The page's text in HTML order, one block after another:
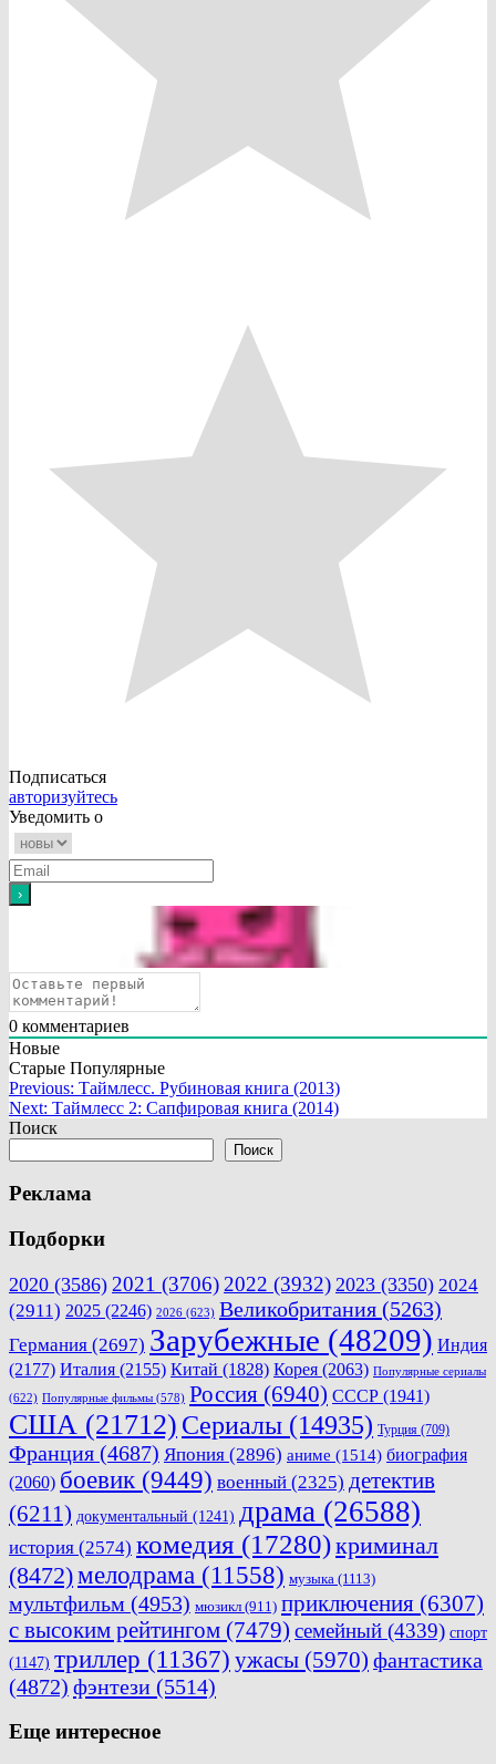
Подписаться
авторизуйтесь
Уведомить о
0 комментариев
Новые
Старые Популярные
Навигация
по
Previous: Таймлесс. Рубиновая книга (2013)
Next: Таймлесс 2: Сапфировая книга (2014)
Поиск
Поиск
Реклама
Подборки
2020 (3586) 2021 (3706) 2022 (3932) 2023 (3350) 2024
(2911) 2025 (2246) 2026 (623) Великобритания (5263)
Германия (2697) Зарубежные (48209) Индия
(2177) Италия (2155) Китай (1828) Корея (2063) Популярные сериалы
(622) Популярные фильмы (578) Россия (6940) СССР (1941)
США (21712) Сериалы (14935) Турция (709)
Франция (4687) Япония (2896) аниме (1514) биография
(2060) боевик (9449) военный (2325) детектив
(6211) документальный (1241) драма (26588)
история (2574) комедия (17280)криминал
(8472)мелодрама (11558) музыка (1113)
мультфильм (4953) мюзикл (911) приключения (6307)
с высоким рейтингом (7479) семейный (4339) спорт
(1147) триллер (11367) ужасы (5970) фантастика
(4872) фэнтези (5514)
Еще интересное